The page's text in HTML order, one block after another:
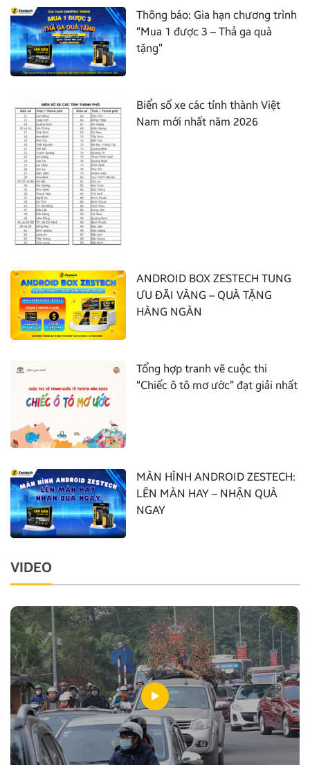
Thông báo: Gia hạn chương trình
“Mua 1 được 3 – Thả ga quà
tặng”
Biển số xe các tỉnh thành Việt
Nam mới nhất năm 2026
ANDROID BOX ZESTECH TUNG
ƯU ĐÃI VÀNG – QUÀ TẶNG
HÀNG NGÀN
Tổng hợp tranh vẽ cuộc thi
“Chiếc ô tô mơ ước” đạt giải nhất
MÀN HÌNH ANDROID ZESTECH:
LÊN MÀN HAY – NHẬN QUÀ
NGAY
VIDEO